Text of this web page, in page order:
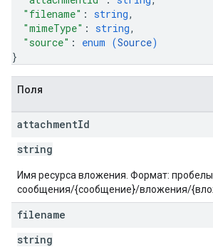
"filename" : string,
"mimeType" : string,
"source" : enum (Source)
}
Поля
attachmentId
string
Имя ресурса вложения. Формат:
сообщения/{сообщение}/вложения/
filename
string